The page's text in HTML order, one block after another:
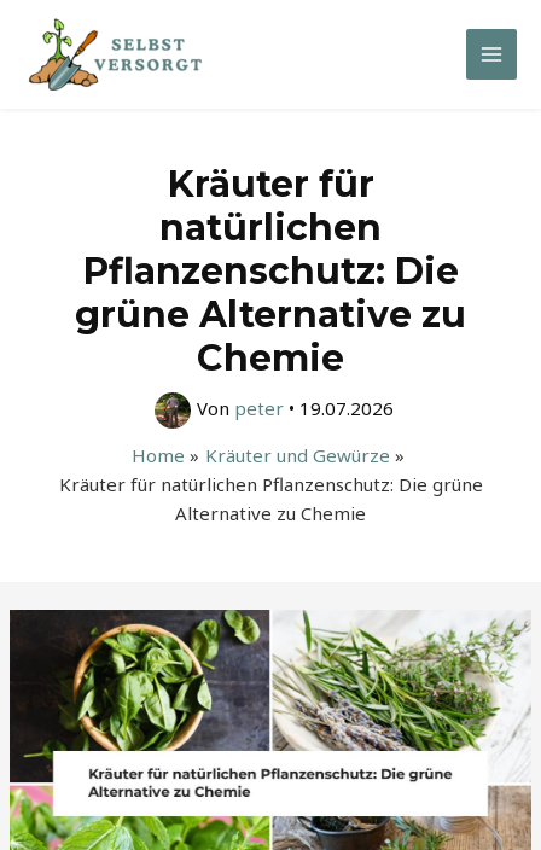
Inhalt
springen
Main
Kräuter für
natürlichen
Pflanzenschutz: Die
grüne Alternative zu
Chemie
Von peter • 19.07.2026
Home
Kräuter und Gewürze
Kräuter für natürlichen Pflanzenschutz: Die grüne
Alternative zu Chemie